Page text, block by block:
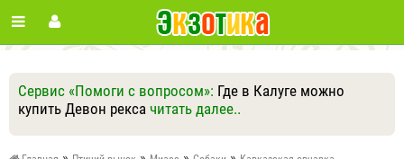
Сервис «Помоги с вопросом»: Где в Калуге можно
купить Девон рекса читать далее..
Ответить Другие вопросы
Задать вопрос